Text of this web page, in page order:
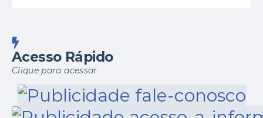
Acesso Rápido
Clique para acessar